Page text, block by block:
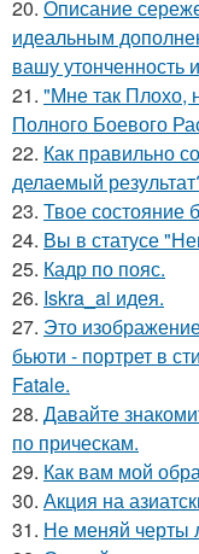
20. Описание
идеальным
вашу утонченность
21. "Мне так Плохо,
Полного Боевого
22. Как правильно
делаемый
23. Твое состояние
24. Вы в статусе
25. Кадр по пояс.
26. Iskra_ai идея.
27. Это
бьюти - портрет в
Fatale.
28. Давайте
по прическам.
29. Как вам мой
30. Акция на
31. Не меняй черты